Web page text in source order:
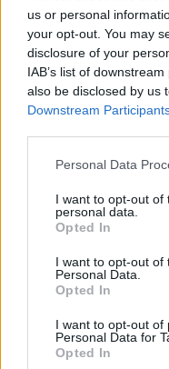
us or personal
your opt-out. You may
disclosure of your
IAB’s list of
also be disclosed by us
Downstream
Please note that this
not limited to your visit
grant or deny consent
use your data for below
consent section.
Personal Data
I want to opt-out of
personal data.
Opted In
I want to opt-out of
Personal Data.
Opted In
I want to opt-out of
Personal Data for
Opted In
CALCIO
Milwaukee Brewers:
raggiungere le 70